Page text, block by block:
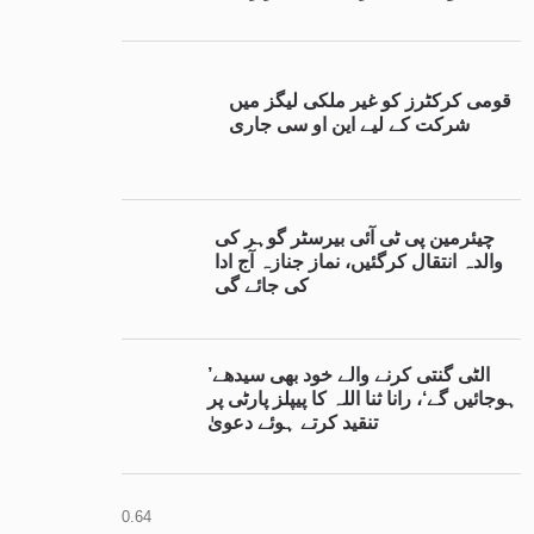
قومی کرکٹرز کو غیر ملکی لیگز میں
شرکت کے لیے این او سی جاری
چیئرمین پی ٹی آئی بیرسٹر گوہر کی
والدہ انتقال کرگئیں، نماز جنازہ آج ادا
کی جائے گی
’الٹی گنتی کرنے والے خود بھی سیدھے
ہوجائیں گے‘، رانا ثنا اللہ کا پیپلز پارٹی پر
تنقید کرتے ہوئے دعویٰ